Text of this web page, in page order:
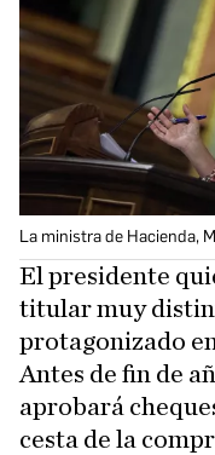
La ministra de Hacienda,
El presidente
titular muy
protagonizado
Antes de fin de
aprobará
cesta de la